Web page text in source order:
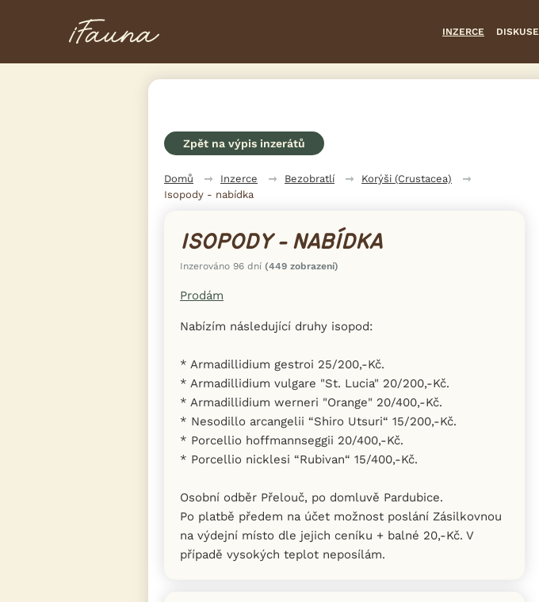
INZERCE DISKUSE
Zpět na výpis inzerátů
Domů Inzerce Bezobratlí
Korýši (Crustacea)
Isopody - nabídka
ISOPODY - NABÍDKA
Inzerováno 96 dní (449 zobrazení)
Prodám
Nabízím následující druhy isopod:
* Armadillidium gestroi 25/200,-Kč.
* Armadillidium vulgare "St. Lucia" 20/200,-Kč.
* Armadillidium werneri "Orange" 20/400,-Kč.
* Nesodillo arcangelii “Shiro Utsuri“ 15/200,-Kč.
* Porcellio hoffmannseggii 20/400,-Kč.
* Porcellio nicklesi “Rubivan“ 15/400,-Kč.
Osobní odběr Přelouč, po domluvě Pardubice.
Po platbě předem na účet možnost poslání Zásilkovnou
na výdejní místo dle jejich ceníku + balné 20,-Kč. V
případě vysokých teplot neposílám.